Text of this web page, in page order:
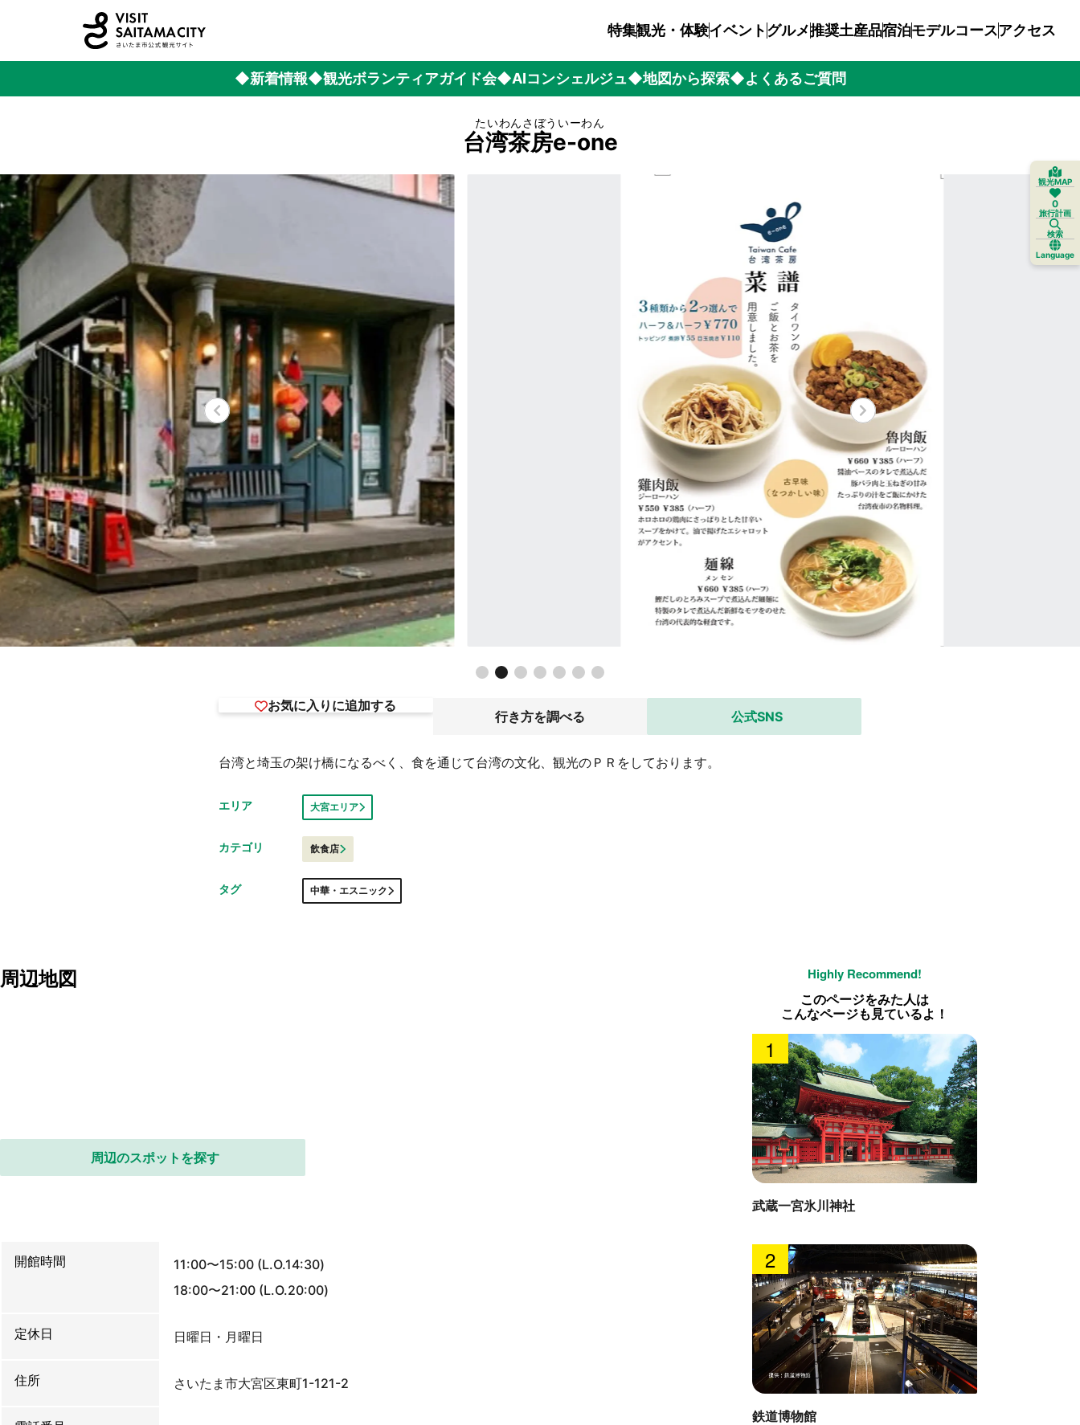
特集観光・体験イベントグルメ推奨土産品宿泊モデルコースアクセス
◆新着情報◆観光ボランティアガイド会◆AIコンシェルジュ◆地図から探索◆よくあるご質問
台湾茶房e-one
たいわんさぼういーわん
お気に入りに追加する
行き方を調べる 公式SNS
台湾と埼玉の架け橋になるべく、食を通じて台湾の文化、観光のＰＲをしております。
エリア 大宮エリア
カテゴリ 飲食店
タグ 中華・エスニック
周辺地図
周辺のスポットを探す
開館時間
11:00〜15:00 (L.O.14:30)
18:00〜21:00 (L.O.20:00)
定休日 日曜日・月曜日
住所 さいたま市大宮区東町1-121-2
このページをみた人は
こんなページも見ているよ！
武蔵一宮氷川神社
1
鉄道博物館
2
観光MAP
0
旅行計画
検索
Language